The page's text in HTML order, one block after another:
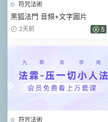
符咒法術
黑狐法門 音頻+文字圖片
2天前 5
符咒法術